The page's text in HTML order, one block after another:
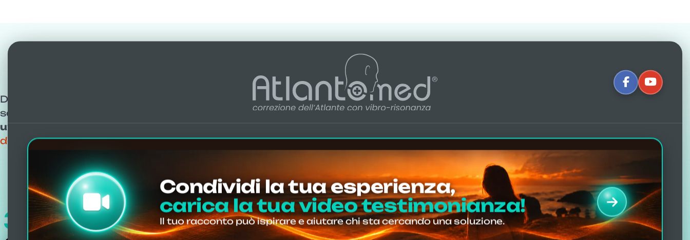
Risultati che fanno la differenza:
Diffida di chi traveste una banale manipolazione cervicale da riallineamento dell’Atlante e di chi propone imitazioni
scadenti del nostro metodo. I risultati parlano chiaro:oltre 11 000 testimonianze e recensioni in varie lingue ci rendono
unici
dell’Atlante con vibro-risonanza AtlantoMed:
306 testimonianze Video 810 recensioni Google 726 recensioni Facebook
Condividi la tua esperienza,
carica la tua video testimonianza!
Il tuo racconto può ispirare e aiutare chi sta cercando una soluzione.